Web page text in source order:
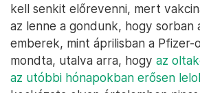
kell senkit előrevenni, mert
az lenne a gondunk, hogy sorban
emberek, mint áprilisban a Pfizer-
mondta, utalva arra, hogy az
az utóbbi hónapokban erősen